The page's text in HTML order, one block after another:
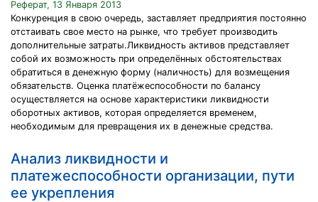
Реферат, 13 Января 2013
Конкуренция в свою очередь, заставляет предприятия постоянно
отстаивать свое место на рынке, что требует производить
дополнительные затраты.Ликвидность активов представляет
собой их возможность при определённых обстоятельствах
обратиться в денежную форму (наличность) для возмещения
обязательств. Оценка платёжеспособности по балансу
осуществляется на основе характеристики ликвидности
оборотных активов, которая определяется временем,
необходимым для превращения их в денежные средства.
Анализ ликвидности и
платежеспособности организации, пути
ее укрепления